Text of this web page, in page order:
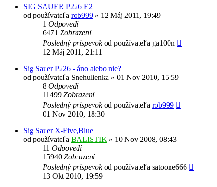
SIG SAUER P226 E2
od používateľa rob999 » 12 Máj 2011, 19:49
1 Odpovedí
6471 Zobrazení
Posledný príspevokod používateľa ga100n
12 Máj 2011, 21:11
Sig Sauer P226 - áno alebo nie?
od používateľa Snehulienka » 01 Nov 2010, 15:59
8 Odpovedí
11499 Zobrazení
Posledný príspevokod používateľa rob999
01 Nov 2010, 18:30
Sig Sauer X-Five,Blue
od používateľa BALISTIK » 10 Nov 2008, 08:43
11 Odpovedí
15940 Zobrazení
Posledný príspevokod používateľa satoone666
13 Okt 2010, 19:59